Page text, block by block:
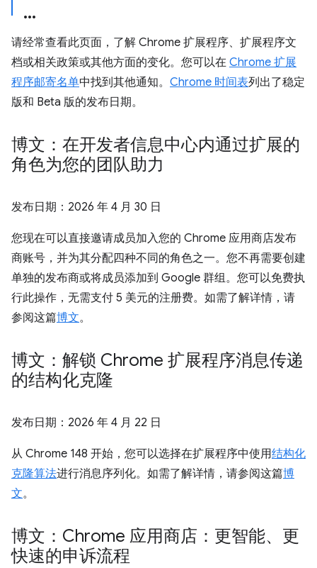
请经常查看此页面，了解 Chrome 扩展程序、扩展程序文
档或相关政策或其他方面的变化。您可以在 Chrome 扩展
程序邮寄名单中找到其他通知。 Chrome 时间表列出了稳定
版和 Beta 版的发布日期。
博文：在开发者信息中心内通过扩展的
角色为您的团队助力
发布日期： 2026 年 4 月 30 日
您现在可以直接邀请成员加入您的 Chrome 应用商店发布
商账号，并为其分配四种不同的角色之一。您不再需要创建
单独的发布商或将成员添加到 Google 群组。您可以免费执
行此操作，无需支付 5 美元的注册费。如需了解详情，请
参阅这篇博文。
博文：解锁 Chrome 扩展程序消息传递
的结构化克隆
发布日期： 2026 年 4 月 22 日
从 Chrome 148 开始，您可以选择在扩展程序中使用结构化
克隆算法进行消息序列化。如需了解详情，请参阅这篇博
文。
博文：Chrome 应用商店：更智能、更
快速的申诉流程